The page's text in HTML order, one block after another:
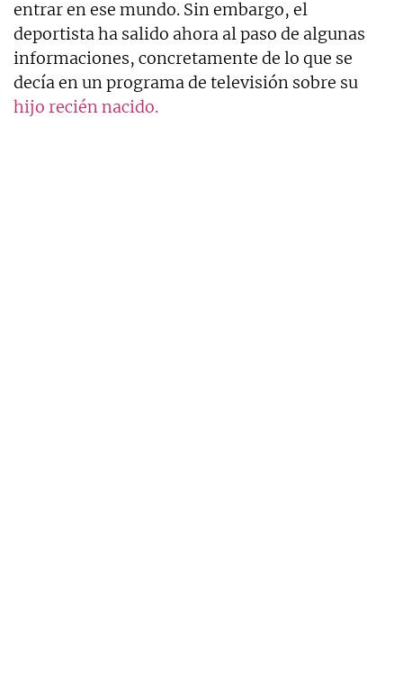
entrar en ese mundo. Sin embargo, el
deportista ha salido ahora al paso de algunas
informaciones, concretamente de lo que se
decía en un programa de televisión sobre su
hijo recién nacido.